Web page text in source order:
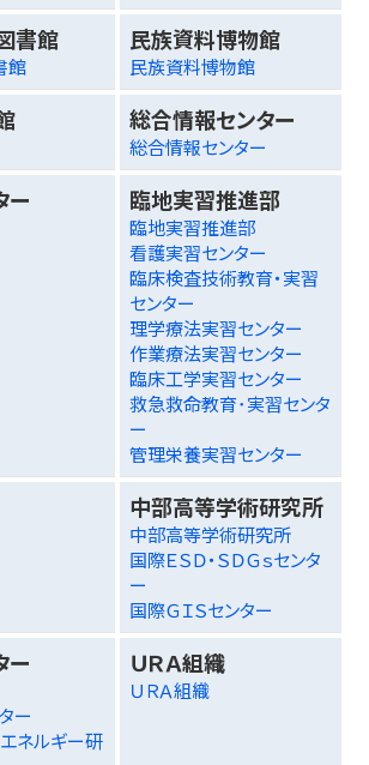
書館
館
民族資料博物館
民族資料博物館
総合情報センター
総合情報センター
ー 臨地実習推進部
臨地実習推進部
看護実習センター
臨床検査技術教育・実習
センター
理学療法実習センター
作業療法実習センター
臨床工学実習センター
救急救命教育･実習センタ
ー
管理栄養実習センター
中部高等学術研究所
中部高等学術研究所
国際ＥＳＤ・ＳＤＧｓセンタ
ー
国際ＧＩＳセンター
ー
ー
ネルギー研
ＵＲＡ組織
ＵＲＡ組織